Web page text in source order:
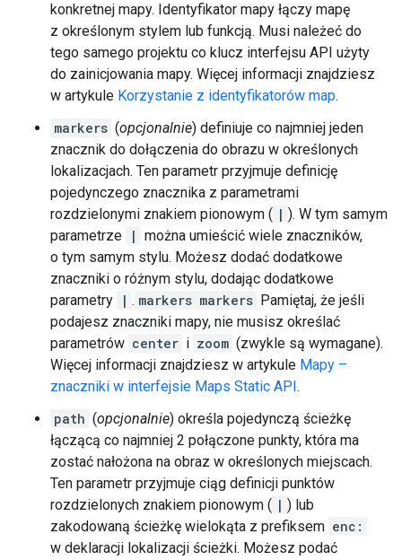
konkretnej mapy. Identyfikator mapy łączy mapę
z określonym stylem lub funkcją. Musi należeć do
tego samego projektu co klucz interfejsu API użyty
do zainicjowania mapy. Więcej informacji znajdziesz
w artykule Korzystanie z identyfikatorów map.
markers (opcjonalnie) definiuje co najmniej jeden
znacznik do dołączenia do obrazu w określonych
lokalizacjach. Ten parametr przyjmuje definicję
pojedynczego znacznika z parametrami
rozdzielonymi znakiem pionowym ( | ). W tym samym
parametrze
| można umieścić wiele znaczników,
o tym samym stylu. Możesz dodać dodatkowe
znaczniki o różnym stylu, dodając dodatkowe
parametry
| . markers markers Pamiętaj, że jeśli
podajesz znaczniki mapy, nie musisz określać
parametrów center i zoom (zwykle są wymagane).
Więcej informacji znajdziesz w artykule Mapy –
znaczniki w interfejsie Maps Static API.
path (opcjonalnie) określa pojedynczą ścieżkę
łączącą co najmniej 2 połączone punkty, która ma
zostać nałożona na obraz w określonych miejscach.
Ten parametr przyjmuje ciąg definicji punktów
rozdzielonych znakiem pionowym ( | ) lub
zakodowaną ścieżkę wielokąta z prefiksem enc:
w deklaracji lokalizacji ścieżki. Możesz podać